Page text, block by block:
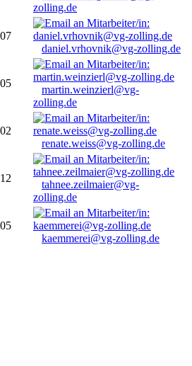
zolling.de
daniel.vrhovnik@vg-zolling.de
martin.weinzierl@vg-
zolling.de
renate.weiss@vg-zolling.de
tahnee.zeilmaier@vg-
zolling.de
kaemmerei@vg-zolling.de